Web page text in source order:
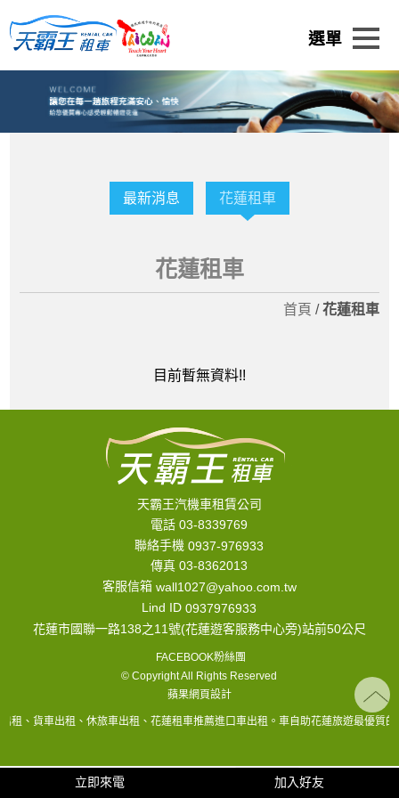
最新消息 花蓮租車
花蓮租車
首頁 /花蓮租車
目前暫無資料!!
天霸王汽機車租賃公司
電話 03-8339769
聯絡手機0937-976933
傳真 03-8362013
客服信箱 wall1027@yahoo.com.tw
Lind ID0937976933
花蓮市國聯一路138之11號(花蓮遊客服務中心旁)站前50公尺
FACEBOOK粉絲團
© Copyright All Rights Reserved
蘋果網頁設計
租、貨車出租、休旅車出租、花蓮租車推薦進口車出租。車自助花蓮旅遊最優質
立即來電 加入好友